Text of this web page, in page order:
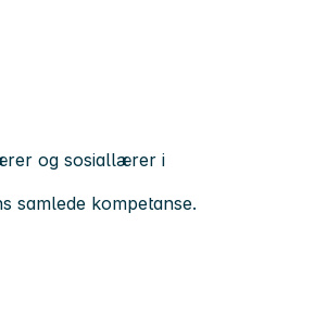
og sosiallærer i
samlede kompetanse.